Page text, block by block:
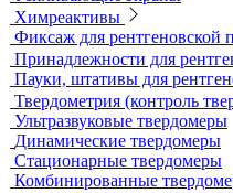
Принадлежности для
Гибкие кассеты для
Литеры маркировочные
Магнитные держатели для
Маркировочные знаки для
Проволочные эталоны
Универсальный шаблон
Эталоны чувствительности
Резаки
Рентгеновская плёнка